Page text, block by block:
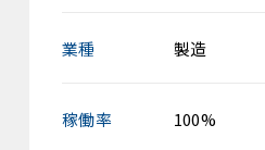
業種 製造
稼働率 100%